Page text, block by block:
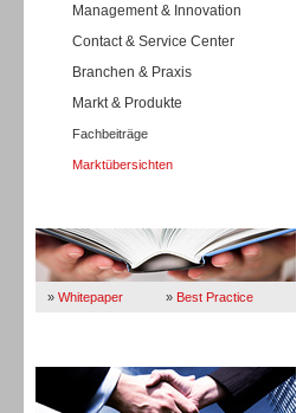
Management & Innovation
Contact & Service Center
Branchen & Praxis
Markt & Produkte
Fachbeiträge
Marktübersichten
» Whitepaper » Best Practice